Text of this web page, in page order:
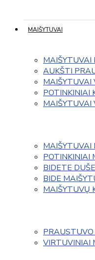
MAIŠYTUVAI
MAIŠYTUVAI
AUKŠTI
MAIŠYTUVAI
POTINKINIAI
MAIŠYTUVAI
MAIŠYTUVAI
POTINKINIAI
BIDETE
BIDE
MAIŠYTUVŲ
VIRTUVINIAI